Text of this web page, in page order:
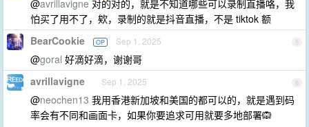
@avrillavigne 对的对的，就是不知道哪些可以录制直播咯，我
怕买了用不了，欸，录制的就是抖音直播，不是 tiktok 额
5
BearCookie OP Sep 1, 2025
@goral 好滴好滴，谢谢哥
6
avrillavigne Sep 1, 2025
@neochen13 我用香港新加坡和美国的都可以的，就是遇到码
率会有不同和画面卡，如果你要追求可用就要多地部署🙉